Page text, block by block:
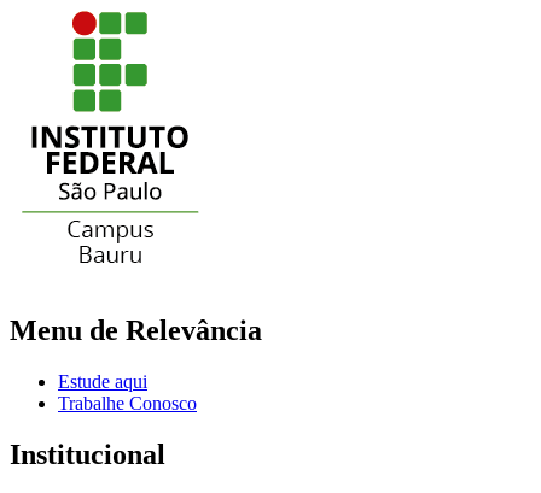
Menu de Relevância
Estude aqui
Trabalhe Conosco
Institucional